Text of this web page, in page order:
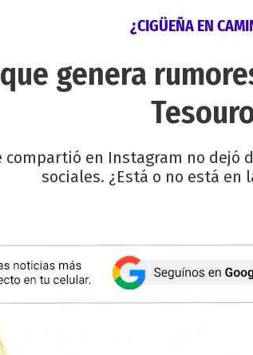
¿CIGÜEÑA EN
genera
en Instagram no dejó
sociales. ¿Está o no está en